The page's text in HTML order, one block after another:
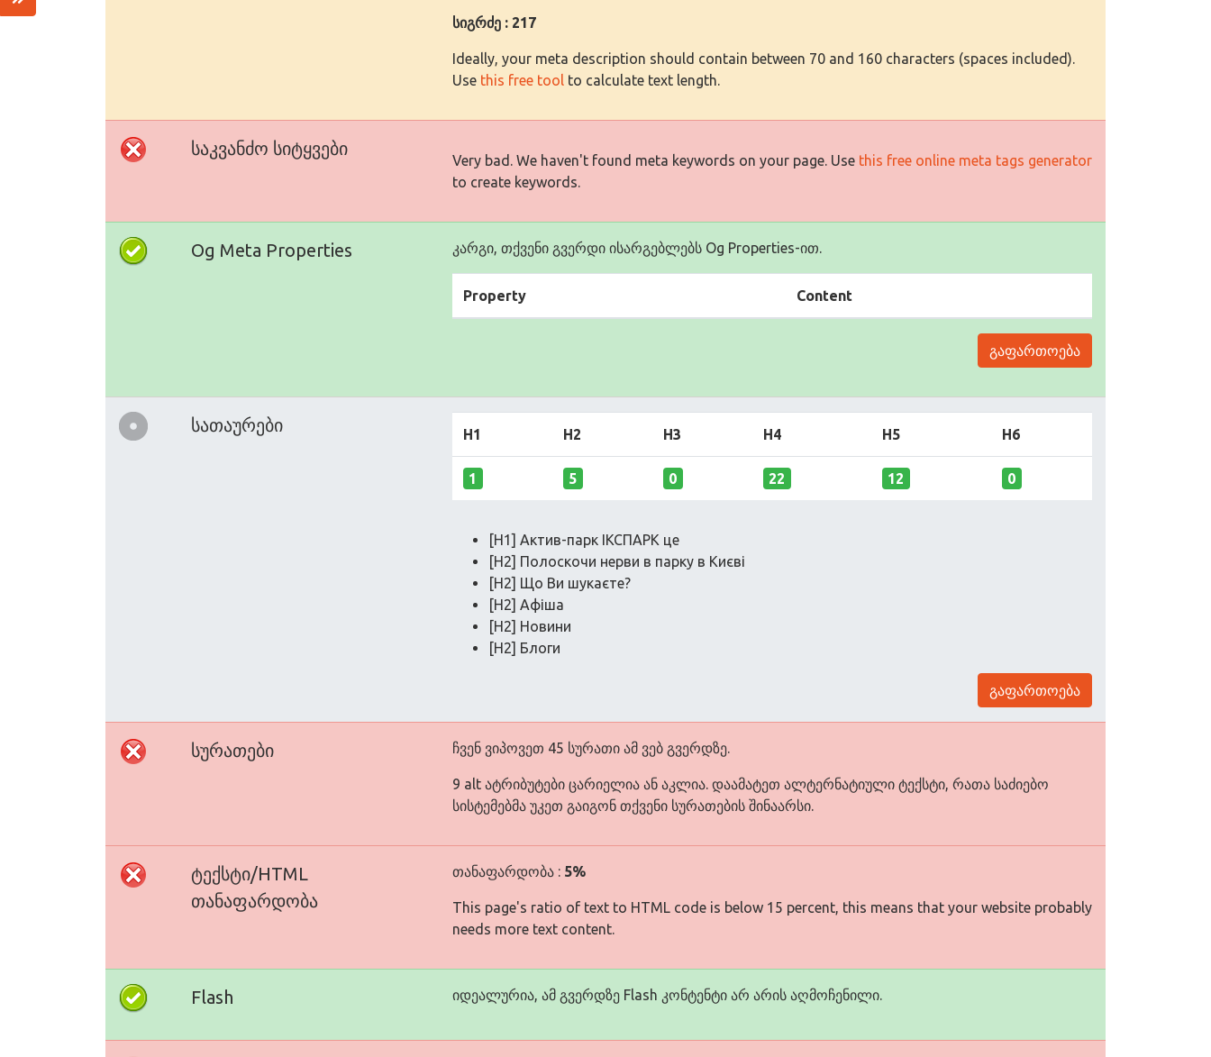
სიგრძე : 217
Ideally, your meta description should contain between 70 and 160 characters (spaces included).
Use this free tool to calculate text length.
საკვანძო სიტყვები
Very bad. We haven't found meta keywords on your page. Use this free online meta tags generator
to create keywords.
Og Meta Properties კარგი, თქვენი გვერდი ისარგებლებს Og Properties-ით.
Property Content
გაფართოება
სათაურები H1 H2 H3 H4 H5 H6
1 5 0 22 12 0
[H1] Актив-парк ІКСПАРК це
[H2] Полоскочи нерви в парку в Києві
[H2] Що Ви шукаєте?
[H2] Афіша
[H2] Новини
[H2] Блоги
გაფართოება
სურათები ჩვენ ვიპოვეთ 45 სურათი ამ ვებ გვერდზე.
9 alt ატრიბუტები ცარიელია ან აკლია. დაამატეთ ალტერნატიული ტექსტი, რათა საძიებო
სისტემებმა უკეთ გაიგონ თქვენი სურათების შინაარსი.
ტექსტი/HTML
თანაფარდობა
თანაფარდობა : 5%
This page's ratio of text to HTML code is below 15 percent, this means that your website probably
needs more text content.
Flash იდეალურია, ამ გვერდზე Flash კონტენტი არ არის აღმოჩენილი.